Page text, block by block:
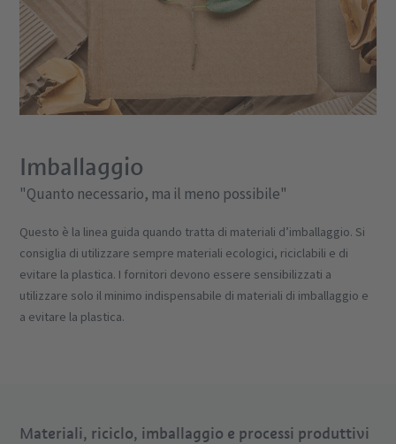
Imballaggio
"Quanto necessario, ma il meno possibile"
Questo è la linea guida quando tratta di materiali d’imballaggio. Si
consiglia di utilizzare sempre materiali ecologici, riciclabili e di
evitare la plastica. I fornitori devono essere sensibilizzati a
utilizzare solo il minimo indispensabile di materiali di imballaggio e
a evitare la plastica.
Materiali, riciclo, imballaggio e processi produttivi